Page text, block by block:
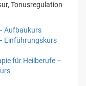
Tonusregulation
Aufbaukurs
Einführungskurs
für Heilberufe –